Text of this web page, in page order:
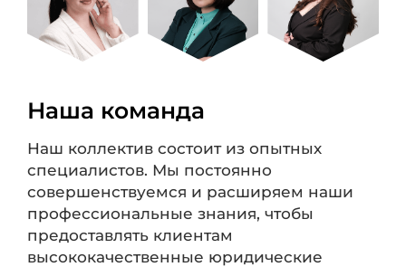
Наша команда
Наш коллектив состоит из опытных
специалистов. Мы постоянно
совершенствуемся и расширяем наши
профессиональные знания, чтобы
предоставлять клиентам
высококачественные юридические